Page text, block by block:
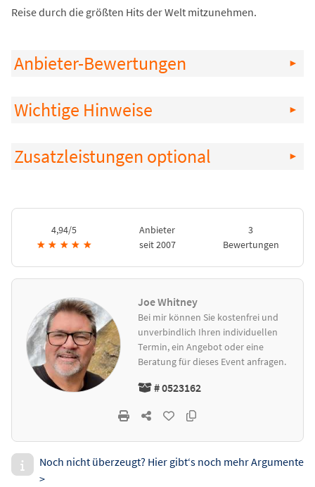
Reise durch die größten Hits der Welt mitzunehmen.
Anbieter-Bewertungen
Wichtige Hinweise
Zusatzleistungen optional
4,94/5
★ ★ ★ ★ ★
Anbieter
seit 2007
3
Bewertungen
Joe Whitney
Bei mir können Sie kostenfrei und
unverbindlich Ihren individuellen
Termin, ein Angebot oder eine
Beratung für dieses Event anfragen.
# 0523162
Noch nicht überzeugt? Hier gibt‘s noch mehr Argumente
>